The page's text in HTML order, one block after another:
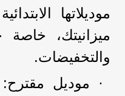
موديلاتها
ميزانيتك،
والتخفيضات.